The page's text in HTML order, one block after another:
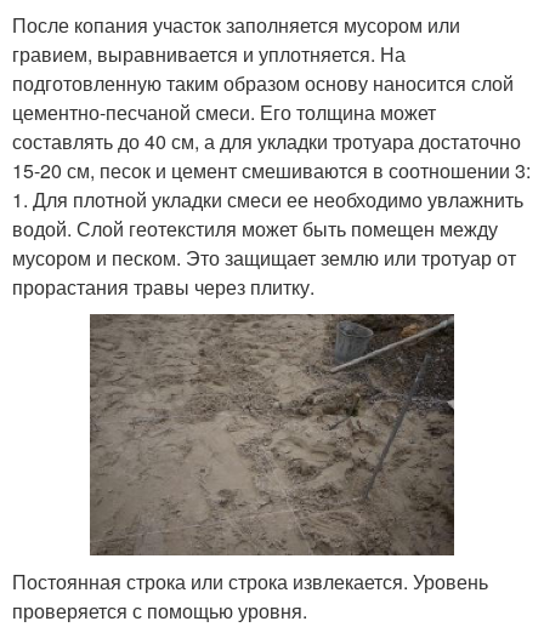
После копания участок заполняется мусором или
гравием, выравнивается и уплотняется. На
подготовленную таким образом основу наносится слой
цементно-песчаной смеси. Его толщина может
составлять до 40 см, а для укладки тротуара достаточно
15-20 см, песок и цемент смешиваются в соотношении 3:
1. Для плотной укладки смеси ее необходимо увлажнить
водой. Слой геотекстиля может быть помещен между
мусором и песком. Это защищает землю или тротуар от
прорастания травы через плитку.
Постоянная строка или строка извлекается. Уровень
проверяется с помощью уровня.